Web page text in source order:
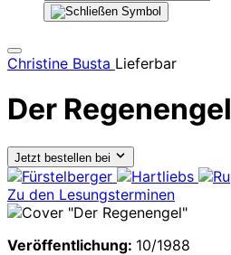
Christine Busta Lieferbar
Der Regenengel
Jetzt bestellen bei
Zu den Lesungsterminen
Veröffentlichung: 10/1988